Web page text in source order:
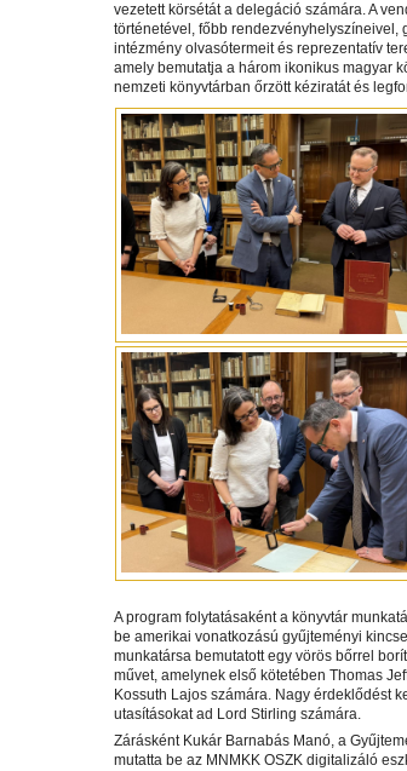
vezetett körsétát a delegáció számára. A
történetével, főbb rendezvényhelyszíneivel,
intézmény olvasótermeit és reprezentatív
amely bemutatja a három ikonikus magyar
nemzeti könyvtárban őrzött kéziratát és
A program folytatásaként a könyvtár
be amerikai vonatkozású gyűjteményi
munkatársa bemutatott egy vörös bőrrel
művet, amelynek első kötetében Thomas
Kossuth Lajos számára. Nagy érdeklődést
utasításokat ad Lord Stirling számára.
Zárásként Kukár Barnabás Manó, a
mutatta be az MNMKK OSZK digitalizáló